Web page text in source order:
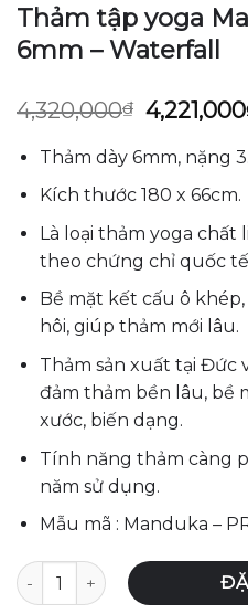
Thảm tập yoga
6mm – Waterfall
4,320,000₫ Giá
là:
4,221,000
Thảm dày 6mm, nặng
Kích thước 180 x 66cm.
Là loại thảm yoga chất
theo chứng chỉ quốc tế
Bề mặt kết cấu ô
hôi, giúp thảm mới lâu.
Thảm sản xuất tại Đức
đảm thảm bền lâu, bề
xước, biến dạng.
Tính năng thảm càng
năm sử dụng.
Mẫu mã : Manduka –
Thảm tập yoga Manduka –